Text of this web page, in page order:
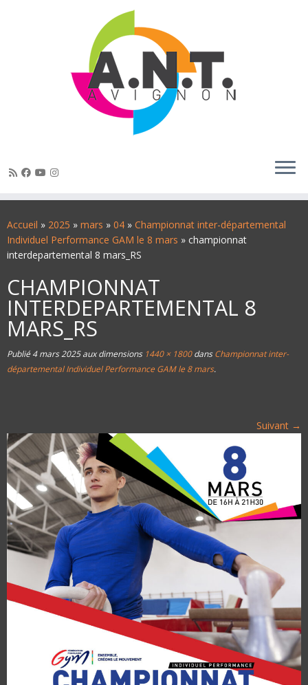
au
contenu
Accueil » 2025 » mars » 04 » Championnat inter-départemental
Individuel Performance GAM le 8 mars » championnat
interdepartemental 8 mars_RS
CHAMPIONNAT
INTERDEPARTEMENTAL 8
MARS_RS
Publié 4 mars 2025aux dimensions1440 × 1800dansChampionnat inter-
départemental Individuel Performance GAM le 8 mars.
Suivant →